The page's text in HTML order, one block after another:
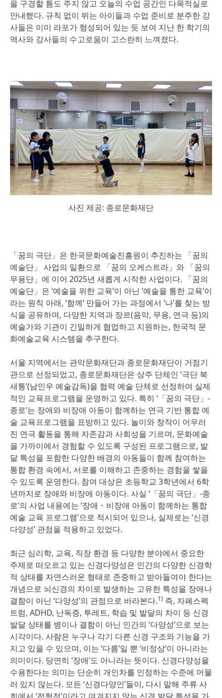
을 구경할 틈도 주지 않고 오늘의 수업 공간인 다목적실로
안내했다. 규칙 없이 뛰는 아이들과 수업 준비로 분주한 강
사들은 이미 라포가 형성되어 있는 듯 보여 지난 한 학기의
역사와 강사들의 수고로움이 고스란히 느껴졌다.
사진 제공: 종로문화재단
「꿈의 극단」은 한국문화예술진흥원이 추진하는 「꿈의
예술단」 사업의 일환으로 「꿈의 오케스트라」와 「꿈의
무용단」에 이어 2025년 새롭게 시작한 사업이다. 「꿈의
예술단」은 ‘예술을 위한 교육’이 아닌 ‘예술을 통한 교육’이
라는 원칙 아래, ‘함께’ 만들어 가는 과정에서 ‘나’를 찾는 방
식을 공유하며, 다양한 지역과 장르(음악, 무용, 연극 등)의
예술가와 기관이 긴밀하게 협업하고 지원하는, 한국적 문
화예술교육 시스템을 추구한다.
서울 지역에서는 관악문화재단과 종로문화재단이 거점기
관으로 선정되었고, 종로문화재단은 상주 단체인 ‘극단 북
새통’(남인우 예술감독)을 협력 예술 단체로 선정하여 실제
적인 교육프로그램을 운영하고 있다. 특히 ‘「꿈의 극단」-
종로’는 장애와 비장애 아동이 함께하는 연극 기반 통합 예
술 교육프로그램을 표방하고 있다. 놀이와 창작이 어우러
진 연극 활동을 통해 자존감과 사회성을 기르며, 문화예술
을 가까이에서 경험할 수 있도록 구성된 프로그램으로, 발
달 특성을 포함한 다양한 배경의 아동들이 함께 참여하는
통합 환경 속에서, 서로를 이해하고 존중하는 경험을 쌓을
수 있도록 운영한다. 참여 대상은 초등학교 3학년에서 6학
년까지로 장애와 비장애 아동이다. 사실 ‘「꿈의 극단」-종
로’의 사업 내용에는 ‘장애・비장애 아동이 함께하는 통합
예술 교육 프로그램’으로 적시되어 있으나, 실제로는 ‘신경
다양성’ 관점을 적용하고 있었다.
최근 심리학, 교육, 직장 환경 등 다양한 분야에서 중요한
주제로 떠오르고 있는 신경다양성은 인간의 다양한 신경학
적 상태를 자연스러운 형태로 존중하고 받아들여야 한다는
개념으로 뇌신경의 차이로 발생하는 고유한 특성을 장애나
결함이 아닌 ‘다양성’의 관점으로 바라본다.1) 즉, 자폐스펙
트럼, ADHD, 난독증, 투레트, 학습 및 발달의 차이 등 신경
발달 상태를 병이나 결함이 아닌 인간의 ‘다양성’으로 보는
시각이다. 사람은 누구나 각기 다른 신경 구조와 기능을 가
지고 있을 수 있으며, 이는 ‘다름’일 뿐 ‘비정상’이 아니라는
의미이다. 당연히 ‘장애’도 아니라는 뜻이다. 신경다양성을
수용한다는 의미는 단순히 개인차를 인정하는 수준에 머물
러 있지 않는다. 모든 ‘신경다양인’들이, 다시 말해 주류 사